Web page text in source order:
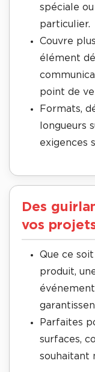
spéciale
particulier.
Couvre
élément
point de
Formats,
longueurs
exigences
Des
vos
Que ce
produit,
Parfaites
surfaces,
souhaitant